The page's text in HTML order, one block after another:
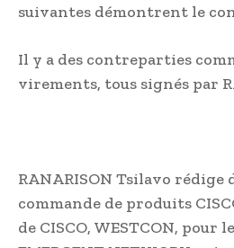
suivantes démontrent le
Il y a des contreparties
virements, tous signés par
RANARISON Tsilavo rédige
commande de produits
de CISCO, WESTCON, pour